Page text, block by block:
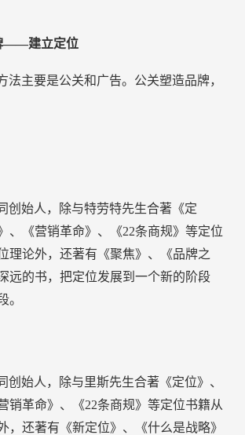
——建立定位
法主要是公关和广告。公关塑造品牌，
创始人，除与特劳特先生合著《定
、《营销革命》、《22条商规》等定位
理论外，还著有《聚焦》、《品牌之
远的书，把定位发展到一个新的阶段
创始人，除与里斯先生合著《定位》、
销革命》、《22条商规》等定位书籍从
，还著有《新定位》、《什么是战略》